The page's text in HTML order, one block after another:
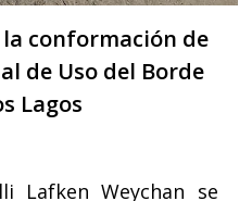
conformación de
de Uso del Borde
Lagos
Lafken Weychan se